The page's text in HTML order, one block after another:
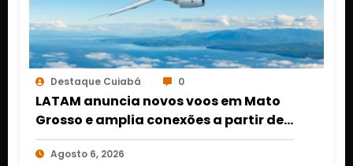
Destaque Cuiabá 0
LATAM anuncia novos voos em Mato
Grosso e amplia conexões a partir de
Cuiabá e Rondonópolis
Agosto 6, 2026